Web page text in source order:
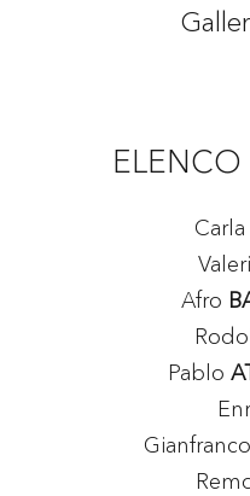
Carla
Afro
Pablo
Gianfranco